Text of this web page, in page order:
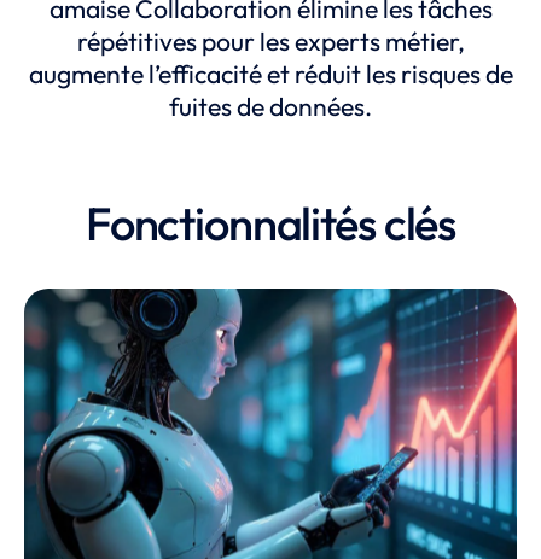
amaise Collaboration élimine les tâches
répétitives pour les experts métier,
augmente l’efficacité et réduit les risques de
fuites de données.
Fonctionnalités clés